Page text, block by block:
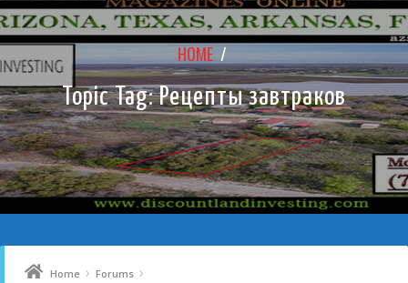
HOME /
Topic Tag: Рецепты завтраков
Home › Forums ›